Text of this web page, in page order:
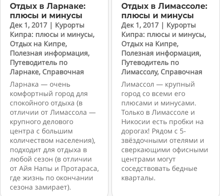
Отдых в Ларнаке:
плюсы и минусы
Дек 1, 2017 | Курорты
Кипра: плюсы и минусы,
Отдых на Кипре,
Полезная информация,
Путеводитель по
Ларнаке, Справочная
Ларнака — очень
комфортный город для
спокойного отдыха (в
отличии от Лимассола —
крупного делового
центра с большим
количеством населения),
подходит для отдыха в
любой сезон (в отличии
от Айя Напы и Протараса,
где жизнь по окончании
сезона замирает).
Отдых в Лимассоле:
плюсы и минусы
Дек 1, 2017 | Курорты
Кипра: плюсы и минусы,
Отдых на Кипре,
Полезная информация,
Путеводитель по
Лимассолу, Справочная
Лимассол — крупный
город со всеми его
плюсами и минусами.
Только в Лимассоле и
Никосии есть пробки на
дорогах! Рядом с 5-
звёздочными отелями и
сверкающими офисными
центрами могут
соседствовать бедные
кварталы.